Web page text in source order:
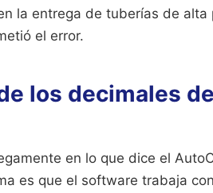
la entrega de tuberías de
el error.
los decimales
en lo que dice el
es que el software trabaja